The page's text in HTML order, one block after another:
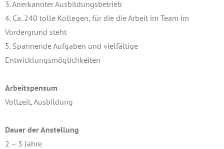
3. Anerkannter Ausbildungsbetrieb
4. Ca. 240 tolle Kollegen, für die die Arbeit im Team im
Vordergrund steht
5. Spannende Aufgaben und vielfältige
Entwicklungsmöglichkeiten
Arbeitspensum
Vollzeit, Ausbildung
Dauer der Anstellung
2 – 3 Jahre